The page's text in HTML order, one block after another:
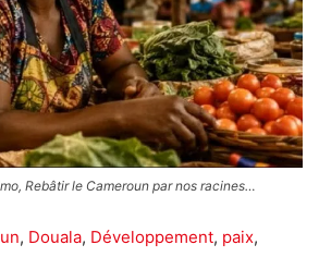
Rebâtir le Cameroun par nos racines…
, Douala, Développement, paix,